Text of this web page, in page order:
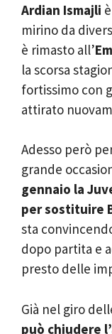
Ardian Ismajli
mirino da
è rimasto all’
la scorsa
fortissimo con
attirato
Adesso però
grande
gennaio la
per sostituire
sta
dopo partita e
presto delle
Già nel giro
può chiudere